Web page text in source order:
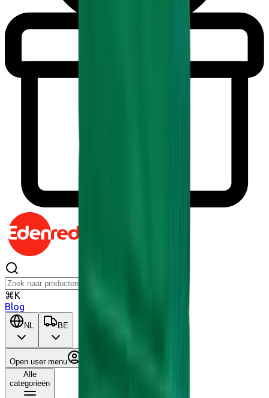
⌘K
Blog
NL BE
Open user menu
Alle
categorieën